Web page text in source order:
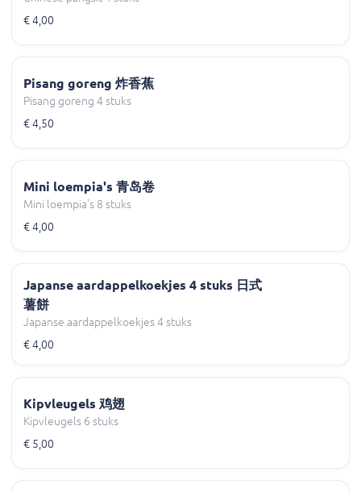
€ 4,00
Pisang goreng 炸香蕉
Pisang goreng 4 stuks
€ 4,50
Mini loempia's 青岛卷
Mini loempia's 8 stuks
€ 4,00
Japanse aardappelkoekjes 4 stuks 日式
薯餅
Japanse aardappelkoekjes 4 stuks
€ 4,00
Kipvleugels 鸡翅
Kipvleugels 6 stuks
€ 5,00